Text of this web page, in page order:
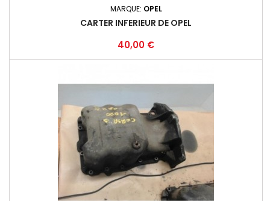
MARQUE: OPEL
CARTER INFERIEUR DE OPEL
Prix
40,00 €